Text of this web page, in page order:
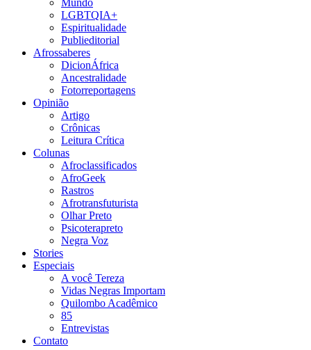
Mundo
LGBTQIA+
Espiritualidade
Publieditorial
Afrossaberes
DicionÁfrica
Ancestralidade
Fotorreportagens
Opinião
Artigo
Crônicas
Leitura Crítica
Colunas
Afroclassificados
AfroGeek
Rastros
Afrotransfuturista
Olhar Preto
Psicoterapreto
Negra Voz
Stories
Especiais
A você Tereza
Vidas Negras Importam
Quilombo Acadêmico
85
Entrevistas
Contato